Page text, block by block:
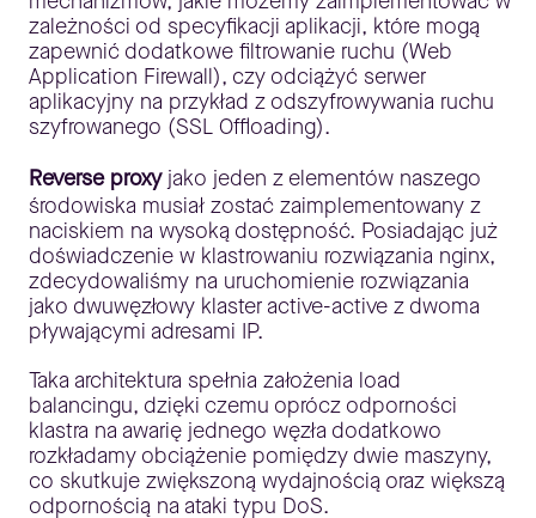
zależności od specyfikacji aplikacji, które mogą
zapewnić dodatkowe filtrowanie ruchu (Web
Application Firewall), czy odciążyć serwer
aplikacyjny na przykład z odszyfrowywania ruchu
szyfrowanego (SSL Offloading).
Reverse proxyjako jeden z elementów naszego
środowiska musiał zostać zaimplementowany z
naciskiem na wysoką dostępność. Posiadając już
doświadczenie w klastrowaniu rozwiązania nginx,
zdecydowaliśmy na uruchomienie rozwiązania
jako dwuwęzłowy klaster active-active z dwoma
pływającymi adresami IP.
Taka architektura spełnia założenia load
balancingu, dzięki czemu oprócz odporności
klastra na awarię jednego węzła dodatkowo
rozkładamy obciążenie pomiędzy dwie maszyny,
co skutkuje zwiększoną wydajnością oraz większą
odpornością na ataki typu DoS.